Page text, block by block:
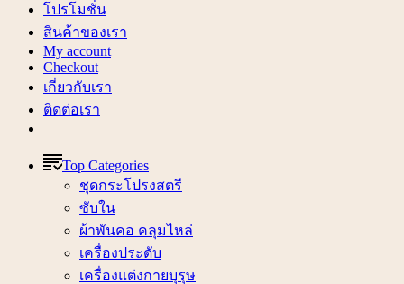
โปรโมชั่น
สินค้าของเรา
My account
Checkout
เกี่ยวกับเรา
ติดต่อเรา
Top Categories
ชุดกระโปรงสตรี
ซับใน
ผ้าพันคอ คลุมไหล่
เครื่องประดับ
เครื่องแต่งกายบุรุษ